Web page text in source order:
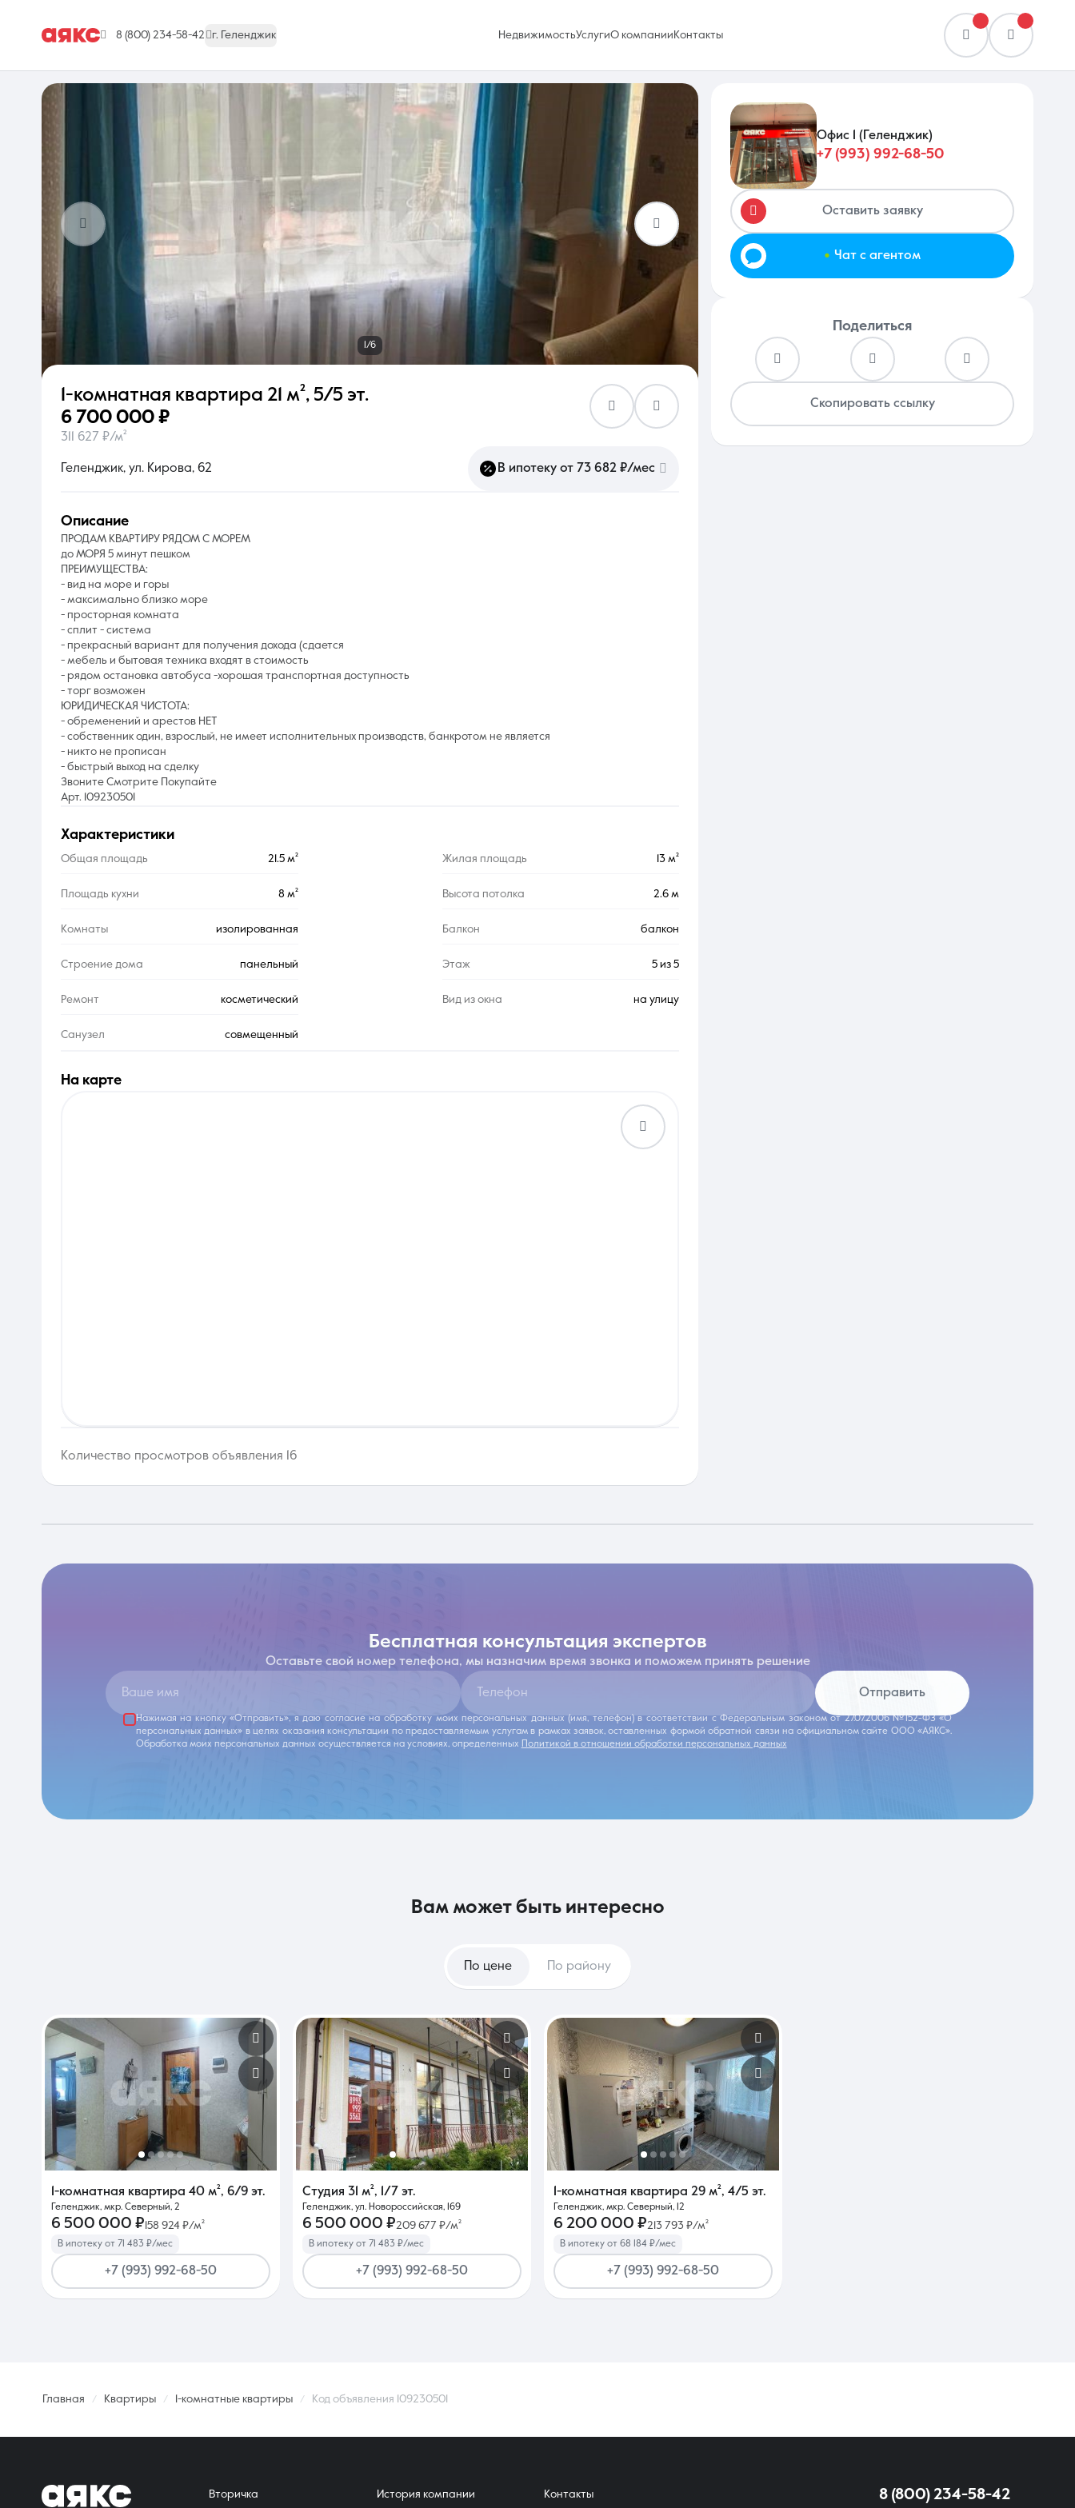
8 (800) 234-58-42 г. Геленджик НедвижимостьУслугиО компании Контакты
Избранное
0 объявлений
Сравнение
Недвижимость
О компании Контакты
1/6
1-комнатная квартира 21 м², 5/5 эт.
6 700 000 ₽
311 627 ₽/м²
Геленджик, ул. Кирова, 62 В ипотеку от 73 682 ₽/мес
характеристики
Общая площадь 21.5 м² Жилая площадь 13 м²
Площадь кухни 8 м² Высота потолка 2.6 м
Комнаты изолированная Балкон балкон
Строение дома панельный Этаж 5 из 5
Ремонт косметический Вид из окна на улицу
Санузел совмещенный
описание
ПРОДАМ КВАРТИРУ РЯДОМ С МОРЕМ
до МОРЯ 5 минут пешком
ПРЕИМУЩЕСТВА:
- вид на море и горы
- максимально близко море
- просторная комната
- сплит - система
- прекрасный вариант для получения дохода (сдается
- мебель и бытовая техника входят в стоимость
- рядом остановка автобуса -хорошая транспортная доступность
- торг возможен
ЮРИДИЧЕСКАЯ ЧИСТОТА:
- обременений и арестов НЕТ
- собственник один, взрослый, не имеет исполнительных производств, банкротом не является
- никто не прописан
- быстрый выход на сделку
Звоните Смотрите Покупайте
Арт. 109230501
на карте
Количество просмотров объявления 16
Офис 1 (Геленджик)
+7 (993) 992-68-50
Оставить заявку
. Чат с агентом
Поделиться
Скопировать ссылку
бесплатная консультация экспертов
Оставьте свой номер телефона, мы назначим время звонка и поможем принять решение
Ваше имя Телефон Отправить
Нажимая на кнопку «Отправить», я даю согласие на обработку моих персональных данных (имя, телефон) в соответствии с Федеральным законом от 27.07.2006 №152-ФЗ «О
персональных данных» в целях оказания консультации по предоставляемым услугам в рамках заявок, оставленных формой обратной связи на официальном сайте ООО «АЯКС».
Обработка моих персональных данных осуществляется на условиях, определенных Политикой в отношении обработки персональных данных
вам может быть интересно
По цене По району
1-комнатная квартира 40 м², 6/9 эт.
Геленджик, мкр. Северный, 2
6 500 000 ₽ 158 924 ₽/м²
В ипотеку от 71 483 ₽/мес
+7 (993) 992-68-50
Студия 31 м², 1/7 эт.
Геленджик, ул. Новороссийская, 169
6 500 000 ₽209 677 ₽/м²
В ипотеку от 71 483 ₽/мес
+7 (993) 992-68-50
1-комнатная квартира 29 м², 4/5 эт.
Геленджик, мкр. Северный, 12
6 200 000 ₽213 793 ₽/м²
В ипотеку от 68 184 ₽/мес
+7 (993) 992-68-50
Главная Квартиры 1-комнатные квартиры Код объявления 109230501
Вторичка История компании Контакты 8 (800) 234-58-42